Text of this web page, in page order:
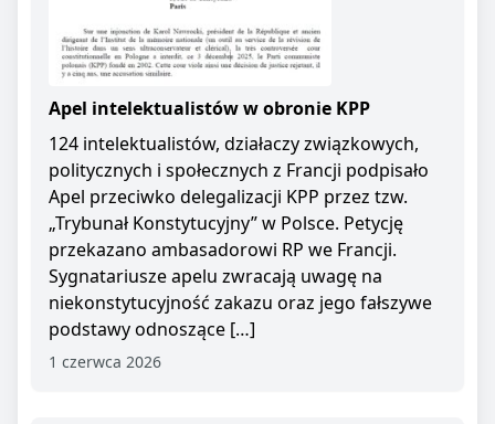
Apel intelektualistów w obronie KPP
124 intelektualistów, działaczy związkowych,
politycznych i społecznych z Francji podpisało
Apel przeciwko delegalizacji KPP przez tzw.
„Trybunał Konstytucyjny” w Polsce. Petycję
przekazano ambasadorowi RP we Francji.
Sygnatariusze apelu zwracają uwagę na
niekonstytucyjność zakazu oraz jego fałszywe
podstawy odnoszące […]
1 czerwca 2026